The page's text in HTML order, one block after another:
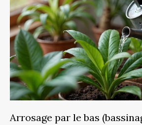
Arrosage par le bas